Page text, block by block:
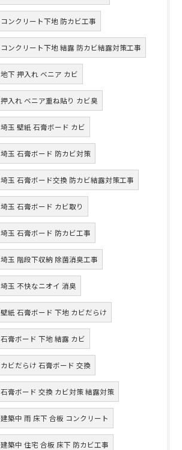
コンクリート下地 防カビ工事
コンクリート下地 結露 防カビ結露対策工事
地下 押入れ ベニア カビ
押入れ ベニア重ね貼り カビ臭
埼玉 壁紙 石膏ボード カビ
埼玉 石膏ボード 防カビ対策
埼玉 石膏ボード交換 防カビ結露対策工事
埼玉 石膏ボード カビ取り
埼玉 石膏ボード 防カビ工事
埼玉 階段下収納 除菌消臭工事
埼玉 不快なニオイ 消臭
壁紙 石膏ボード 下地 カビだらけ
石膏ボード 下地 結露 カビ
カビだらけ 石膏ボード 交換
石膏ボード 交換 カビ対策 結露対策
建築中 雨 床下 合板 コンクリート
建築中 住宅 合板 床下 防カビ工事